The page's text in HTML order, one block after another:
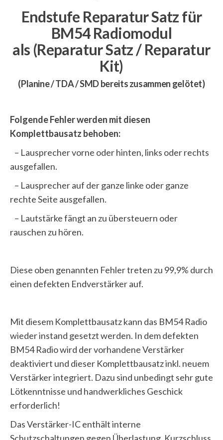
Endstufe Reparatur Satz für
BM54 Radiomodul
als (Reparatur Satz / Reparatur
Kit)
(Planine / TDA / SMD bereits zusammen gelötet)
Folgende Fehler werden mit diesen
Komplettbausatz behoben:
– Lausprecher vorne oder hinten, links oder rechts
ausgefallen.
– Lausprecher auf der ganze linke oder ganze
rechte Seite ausgefallen.
– Lautstärke fängt an zu übersteuern oder
rauschen zu hören.
Diese oben genannten Fehler treten zu 99,9% durch
einen defekten Endverstärker auf.
Mit diesem Komplettbausatz kann das BM54 Radio
wieder instand gesetzt werden. In dem defekten
BM54 Radio wird der vorhandene Verstärker
deaktiviert und dieser Komplettbausatz inkl. neuem
Verstärker integriert. Dazu sind unbedingt sehr gute
Lötkenntnisse und handwerkliches Geschick
erforderlich!
Das Verstärker-IC enthält interne